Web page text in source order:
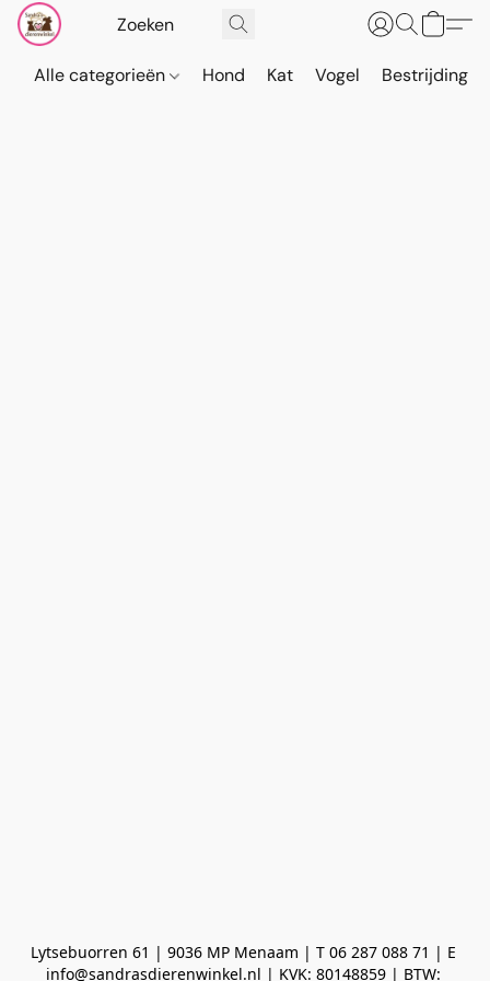
Alle categorieën Hond Kat Vogel Bestrijding
Lytsebuorren 61 | 9036 MP Menaam | T 06 287 088 71 | E
info@sandrasdierenwinkel.nl | KVK: 80148859 | BTW: